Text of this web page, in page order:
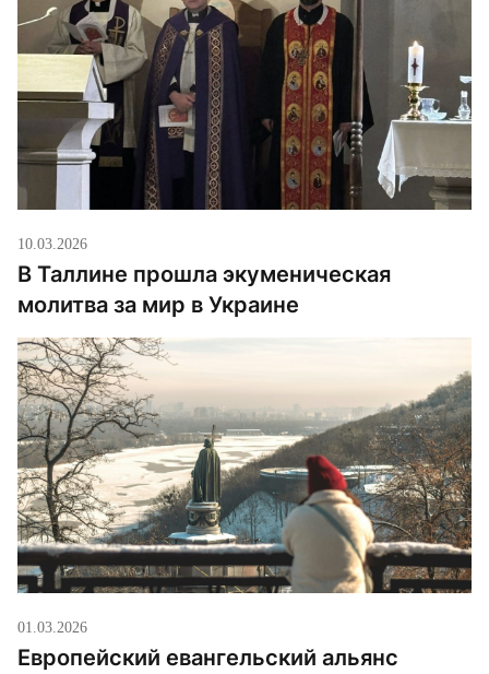
Гаити и Бельгии, духовенства […]
10.03.2026
В Таллине прошла экуменическая
молитва за мир в Украине
01.03.2026
Европейский евангельский альянс